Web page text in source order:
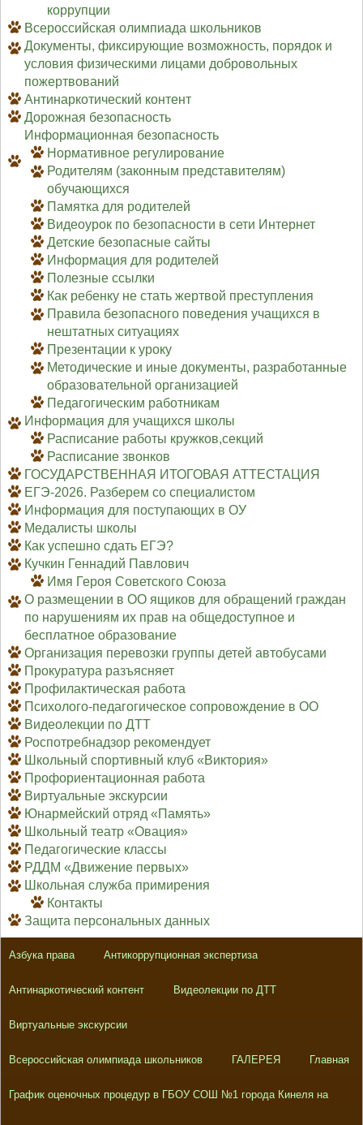
коррупции
Всероссийская олимпиада школьников
Документы, фиксирующие возможность, порядок и
условия физическими лицами добровольных
пожертвований
Антинаркотический контент
Дорожная безопасность
Информационная безопасность
Нормативное регулирование
Родителям (законным представителям)
обучающихся
Памятка для родителей
Видеоурок по безопасности в сети Интернет
Детские безопасные сайты
Информация для родителей
Полезные ссылки
Как ребенку не стать жертвой преступления
Правила безопасного поведения учащихся в
нештатных ситуациях
Презентации к уроку
Методические и иные документы, разработанные
образовательной организацией
Педагогическим работникам
Информация для учащихся школы
Расписание работы кружков,секций
Расписание звонков
ГОСУДАРСТВЕННАЯ ИТОГОВАЯ АТТЕСТАЦИЯ
ЕГЭ-2026. Разберем со специалистом
Информация для поступающих в ОУ
Медалисты школы
Как успешно сдать ЕГЭ?
Кучкин Геннадий Павлович
Имя Героя Советского Союза
О размещении в ОО ящиков для обращений граждан
по нарушениям их прав на общедоступное и
бесплатное образование
Организация перевозки группы детей автобусами
Прокуратура разъясняет
Профилактическая работа
Психолого-педагогическое сопровождение в ОО
Видеолекции по ДТТ
Роспотребнадзор рекомендует
Школьный спортивный клуб «Виктория»
Профориентационная работа
Виртуальные экскурсии
Юнармейский отряд «Память»
Школьный театр «Овация»
Педагогические классы
РДДМ «Движение первых»
Школьная служба примирения
Контакты
Защита персональных данных
Азбука права Антикоррупционная экспертиза
Антинаркотический контент Видеолекции по ДТТ
Виртуальные экскурсии
Всероссийская олимпиада школьников ГАЛЕРЕЯ Главная
График оценочных процедур в ГБОУ СОШ №1 города Кинеля на